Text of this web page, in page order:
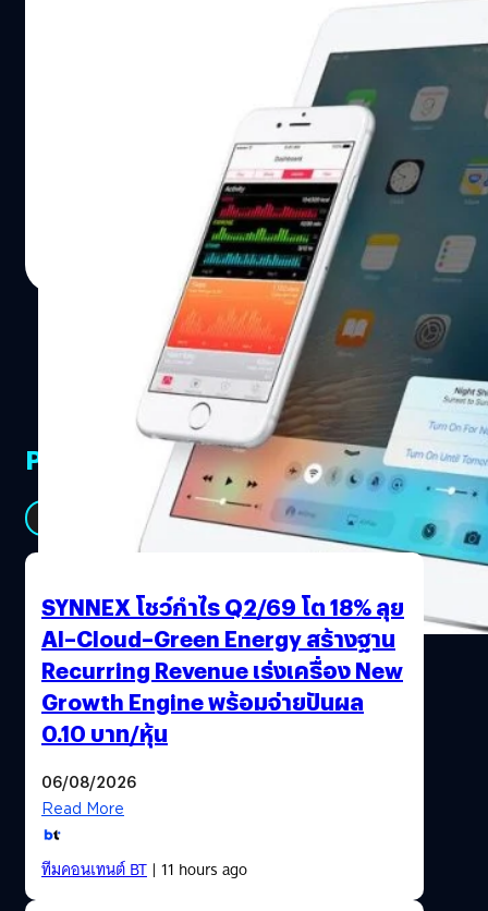
iOS 9.3 beta 2 มาแล้ว เพิ่ม Night Shift ที่
หลังจากที่ Apple เปิดให้ผู้ใช้งานทั่วไปสามารถลองใช้งาน
tvOS 9.1.1 public beta แล้ว iOS 9.3 beta 2 ก็ตามมาติดๆ
โดยเพิ่ม Night Shift ที่ Control Center ตามที่มีภาพหลุด
| 3845 days ago
PR Partners
SYNNEX โชว์กำไร Q2/69 โต 18% ลุย
AI–Cloud–Green Energy สร้างฐาน
Recurring Revenue เร่งเครื่อง New
Growth Engine พร้อมจ่ายปันผล
0.10 บาท/หุ้น
06/08/2026
Read More
ทีมคอนเทนต์ BT| 11 hours ago